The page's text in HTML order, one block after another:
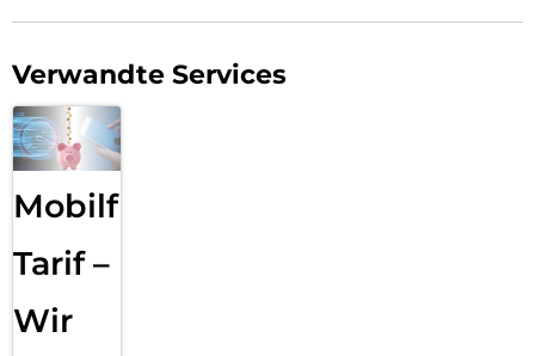
Verwandte Services
Mobilfunk
Tarif –
Wir